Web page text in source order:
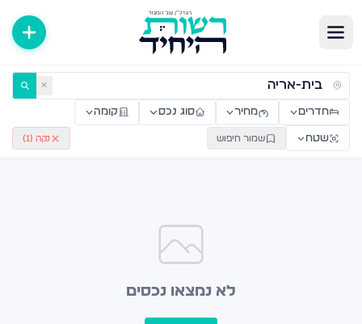
דירות למכירה ולהשכרה — רשות היחיד ✕
חדרים מחיר סוג נכס קומה
שטח שמור חיפוש נקה ( 1
)
לא נמצאו נכסים